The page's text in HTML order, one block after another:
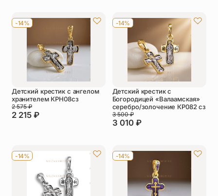
-14%
Детский крестик с ангелом
хранителем КРН08сз
2 215 ₽
2 575₽
-14%
Детский крестик с
Богородицей «Валаамская»
серебро/золочение КР082 сз
3 010 ₽
3 500₽
-14% -14%